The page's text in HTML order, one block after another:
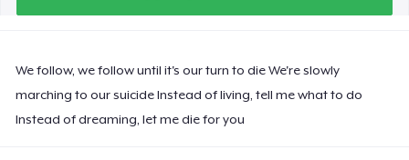
We follow, we follow until it's our turn to die We're slowly
marching to our suicide Instead of living, tell me what to do
Instead of dreaming, let me die for you